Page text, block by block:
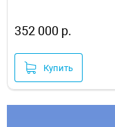
352 000 р.
Купить